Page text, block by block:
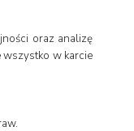
oraz analizę
wszystko w karcie